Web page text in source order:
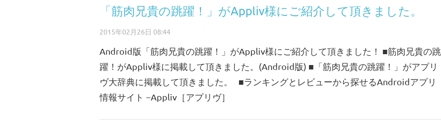
「筋肉兄貴の跳躍！」がAppliv様にご紹介して頂きました。
2015年02月26日 08:44
Android版「筋肉兄貴の跳躍！」がAppliv様にご紹介して頂きました！ ■筋肉兄貴の跳
躍！がAppliv様に掲載して頂きました。(Android版) ■「筋肉兄貴の跳躍！」がアプリ
ヴ大辞典に掲載して頂きました。 ■ランキングとレビューから探せるAndroidアプリ
情報サイト −Appliv［アプリヴ］